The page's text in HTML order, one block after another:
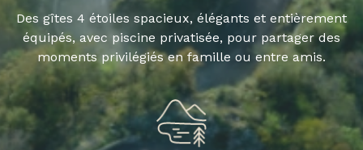
Des gîtes 4 étoiles spacieux, élégants et entièrement
équipés, avec piscine privatisée, pour partager des
moments privilégiés en famille ou entre amis.